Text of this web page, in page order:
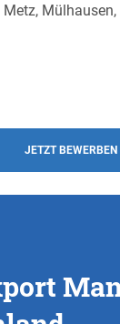
Metz, Mülhausen,
JETZT BEWERBEN